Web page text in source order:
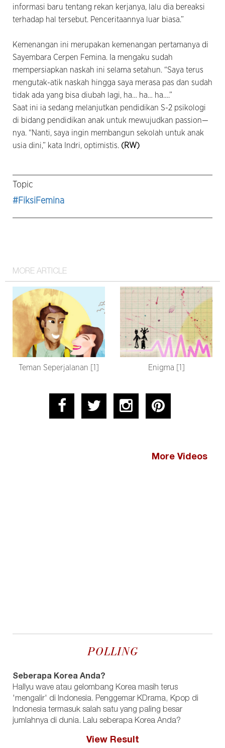
informasi baru tentang rekan kerjanya, lalu dia bereaksi
terhadap hal tersebut. Penceritaannya luar biasa.”
Kemenangan ini merupakan kemenangan pertamanya di
Sayembara Cerpen Femina. Ia mengaku sudah
mempersiapkan naskah ini selama setahun. “Saya terus
mengutak-atik naskah hingga saya merasa pas dan sudah
tidak ada yang bisa diubah lagi, ha… ha… ha….”
Saat ini ia sedang melanjutkan pendidikan S-2 psikologi
di bidang pendidikan anak untuk mewujudkan passion—
nya. “Nanti, saya ingin membangun sekolah untuk anak
usia dini,” kata Indri, optimistis. (RW)
Topic
#FiksiFemina
MORE ARTICLE
Teman Seperjalanan [1] Enigma [1]
More Videos
POLLING
Seberapa Korea Anda?
Hallyu wave atau gelombang Korea masih terus
'mengalir' di Indonesia. Penggemar KDrama, Kpop di
Indonesia termasuk salah satu yang paling besar
jumlahnya di dunia. Lalu seberapa Korea Anda?
View Result